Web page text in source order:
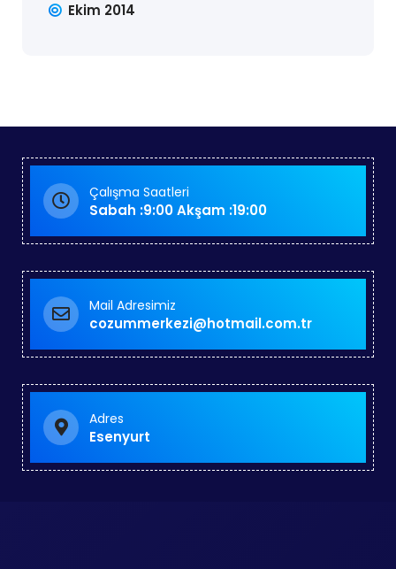
Ekim 2014
Çalışma Saatleri
Sabah :9:00 Akşam :19:00
Mail Adresimiz
cozummerkezi@hotmail.com.tr
Adres
Esenyurt